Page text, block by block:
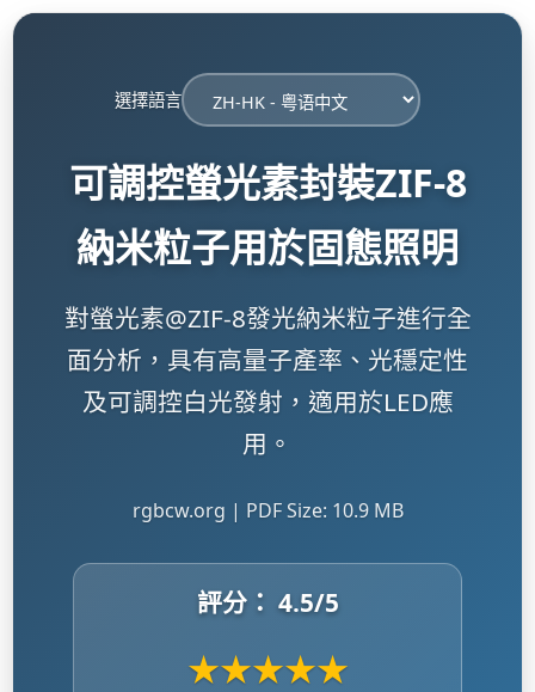
選擇語言
可調控螢光素封裝ZIF-8
納米粒子用於固態照明
對螢光素@ZIF-8發光納米粒子進行全
面分析，具有高量子產率、光穩定性
及可調控白光發射，適用於LED應
用。
rgbcw.org | PDF Size: 10.9 MB
評分： 4.5/5
★★★★★